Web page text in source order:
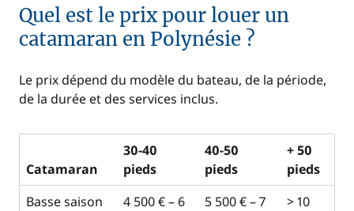
Quel est le prix pour louer un
catamaran en Polynésie ?
Le prix dépend du modèle du bateau, de la période,
de la durée et des services inclus.
Catamaran
30-40
pieds
40-50
pieds
+ 50
pieds
Basse saison
4 500 € – 6
5 500 € – 7
> 10